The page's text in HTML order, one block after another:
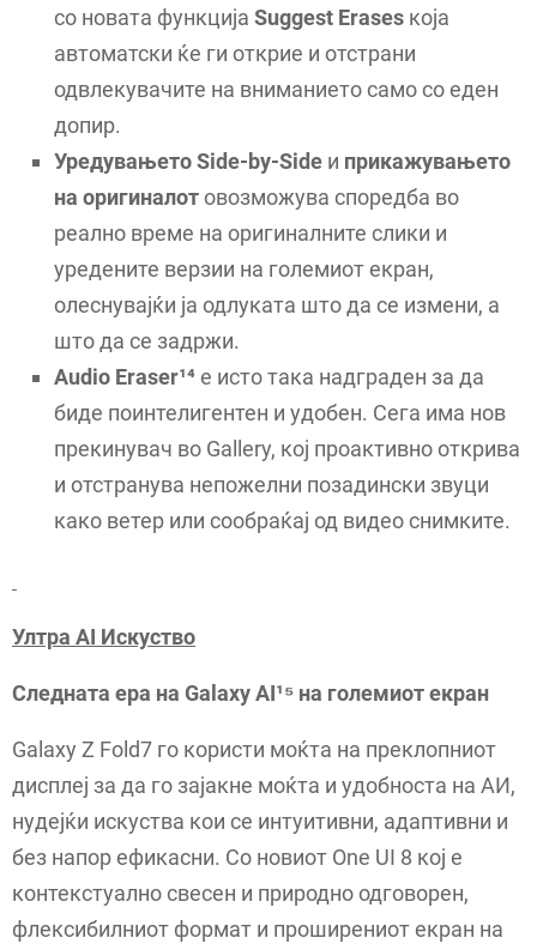
со новата функција Suggest Erases која
автоматски ќе ги открие и отстрани
одвлекувачите на вниманието само со еден
допир.
Уредувањето Side-by-Side и прикажувањето
на оригиналотовозможува споредба во
реално време на оригиналните слики и
уредените верзии на големиот екран,
олеснувајќи ја одлуката што да се измени, а
што да се задржи.
Audio Eraser¹⁴е исто така надграден за да
биде поинтелигентен и удобен. Сега има нов
прекинувач во Gallery, кој проактивно открива
и отстранува непожелни позадински звуци
како ветер или сообраќај од видео снимките.
Ултра AI Искуство
Следната ера на Galaxy AI¹⁵ на големиот екран
Galaxy Z Fold7 го користи моќта на преклопниот
дисплеј за да го зајакне моќта и удобноста на АИ,
нудејќи искуства кои се интуитивни, адаптивни и
без напор ефикасни. Со новиот One UI 8 кој е
контекстуално свесен и природно одговорен,
флексибилниот формат и проширениот екран на